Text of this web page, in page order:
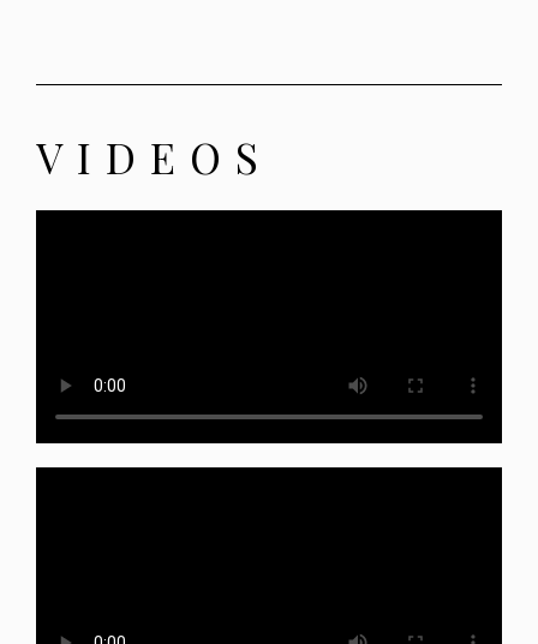
VIDEOS